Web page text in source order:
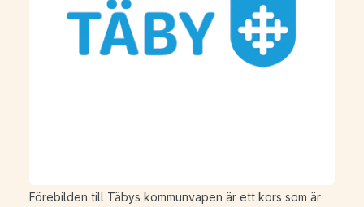
Förebilden till Täbys kommunvapen är ett kors som är